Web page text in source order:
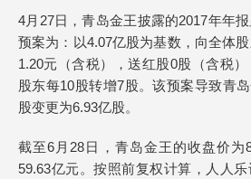
4月27日，青岛金王披露的2017年年
预案为：以4.07亿股为基数，向全体
1.20元（含税），送红股0股（含税
股东每10股转增7股。该预案导致青
股变更为6.93亿股。
截至6月28日，青岛金王的收盘价为
59.63亿元。按照前复权计算，人人